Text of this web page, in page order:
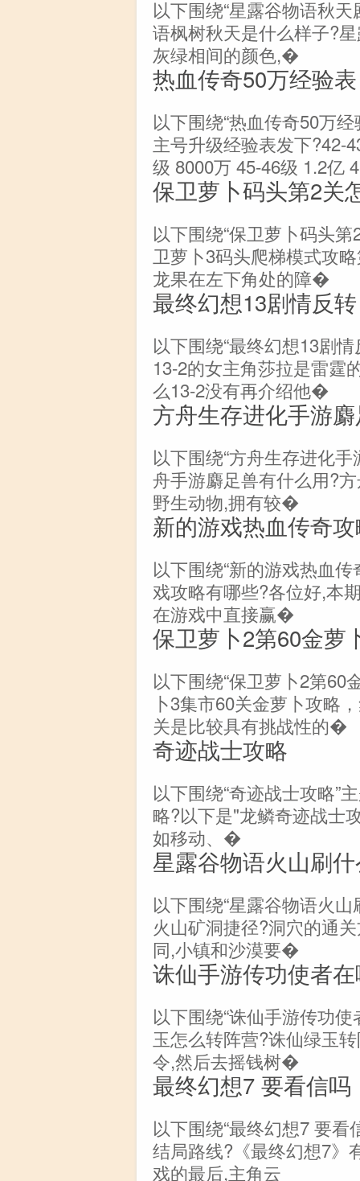
以下围绕“星露谷物语秋
语枫树秋天是什么样子?
灰绿相间的颜色,�
热血传奇50万经验表
以下围绕“热血传奇50万
主号升级经验表发下?42-
级 8000万 45-46级 1.2亿 4
保卫萝卜码头第2关
以下围绕“保卫萝卜码头
卫萝卜3码头爬梯模式攻
龙果在左下角处的障�
最终幻想13剧情反转
以下围绕“最终幻想13剧
13-2的女主角莎拉是雷霆
么13-2没有再介绍他�
方舟生存进化手游
以下围绕“方舟生存进化
舟手游麝足兽有什么用?
野生动物,拥有较�
新的游戏热血传奇
以下围绕“新的游戏热血
戏攻略有哪些?各位好,本
在游戏中直接赢�
保卫萝卜2第60金萝
以下围绕“保卫萝卜2第60
卜3集市60关金萝卜攻略
关是比较具有挑战性的�
奇迹战士攻略
以下围绕“奇迹战士攻略”
略?以下是"龙鳞奇迹战士
如移动、�
星露谷物语火山刷
以下围绕“星露谷物语火
火山矿洞捷径?洞穴的通
同,小镇和沙漠要�
诛仙手游传功使者
以下围绕“诛仙手游传功
玉怎么转阵营?诛仙绿玉
令,然后去摇钱树�
最终幻想7 要看信吗
以下围绕“最终幻想7 要
结局路线?《最终幻想7》
戏的最后,主角云